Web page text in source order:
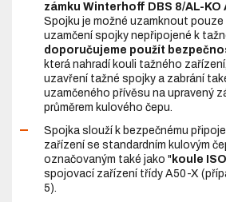
zámku Winterhoff DBS 8/AL-KO
Spojku je možné uzamknout
uzamčení spojky nepřipojené k
doporučujeme použít
která nahradí kouli tažného
uzavření tažné spojky a zabrání
uzamčeného přívěsu na upravený
průměrem kulového čepu.
Spojka slouží k bezpečnému
zařízení se standardním kulovým
označovaným také jako " koule
spojovací zařízení třídy A50-X
5).